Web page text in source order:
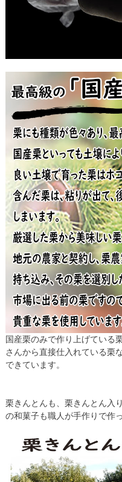
国産栗のみで作り上げている
さんから直接仕入れている栗
できています。
栗きんとんも、栗きんとん入
の和菓子も職人が手作りで作